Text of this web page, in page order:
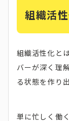
組織活
組織活性化と
バーが深く理
る状態を作り
単に忙しく働